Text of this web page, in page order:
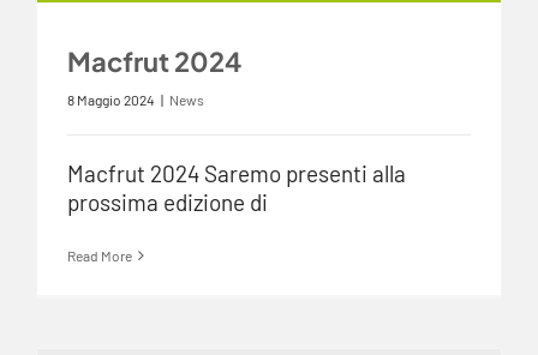
Macfrut 2024
8 Maggio 2024 | News
Macfrut 2024 Saremo presenti alla
prossima edizione di
Read More